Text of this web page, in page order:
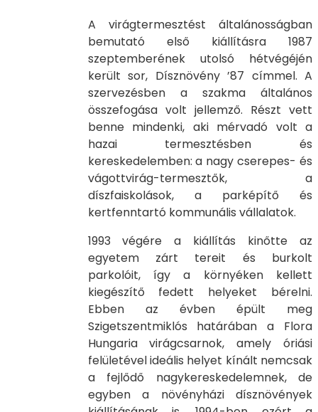
A virágtermesztést általánosságban
bemutató első kiállításra 1987
szeptemberének utolsó hétvégéjén
került sor, Dísznövény ’87 címmel. A
szervezésben a szakma általános
összefogása volt jellemző. Részt vett
benne mindenki, aki mérvadó volt a
hazai termesztésben és
kereskedelemben: a nagy cserepes- és
vágottvirág-termesztők, a
díszfaiskolások, a parképítő és
kertfenntartó kommunális vállalatok.
1993 végére a kiállítás kinőtte az
egyetem zárt tereit és burkolt
parkolóit, így a környéken kellett
kiegészítő fedett helyeket bérelni.
Ebben az évben épült meg
Szigetszentmiklós határában a Flora
Hungaria virágcsarnok, amely óriási
felületével ideális helyet kínált nemcsak
a fejlődő nagykereskedelemnek, de
egyben a növényházi dísznövények